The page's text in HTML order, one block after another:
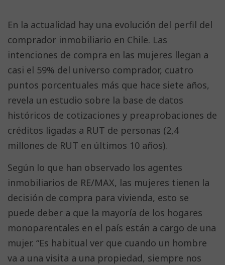
En la actualidad hay una evolución del perfil del
comprador inmobiliario en Chile. Las
intenciones de compra en las mujeres llegan a
casi el 59% del universo comprador, cuatro
puntos porcentuales más que hace siete años,
revela un estudio sobre la base de datos
históricos de cotizaciones y preaprobaciones de
créditos ligadas a RUT de personas (2,4
millones de RUT en últimos 10 años).
Según lo que han observado los agentes
inmobiliarios de RE/MAX, las mujeres tienen la
decisión de compra para vivienda, esto se
puede deber a que la mayoría de los hogares
monoparentales en el país están a cargo de una
mujer. “Es habitual ver que cuando un hombre
va a una visita a una propiedad, siempre nos